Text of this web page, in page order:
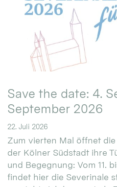
Save the date: 4.
September 2026
22. Juli 2026
Zum vierten Mal öffnet die
der Kölner Südstadt ihre
und Begegnung: Vom 11.
findet hier die Severinale